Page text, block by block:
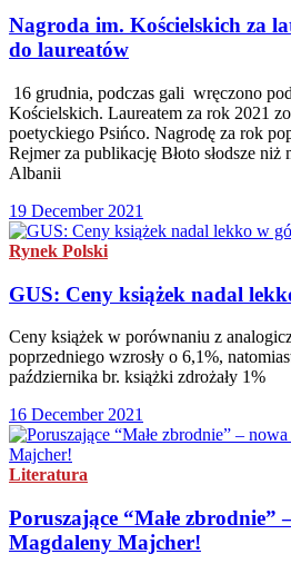
Nagroda im. Kościelskich za
do laureatów
16 grudnia, podczas gali wręczono
Kościelskich. Laureatem za rok 2021
poetyckiego Psińco. Nagrodę za rok
Rejmer za publikację Błoto słodsze
Albanii
19 December 2021
Rynek Polski
GUS: Ceny książek nadal
Ceny książek w porównaniu z
poprzedniego wzrosły o 6,1%,
października br. książki zdrożały 1%
16 December 2021
Literatura
Poruszające “Małe zbrodnie”
Magdaleny Majcher!